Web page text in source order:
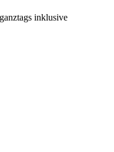
inklusive